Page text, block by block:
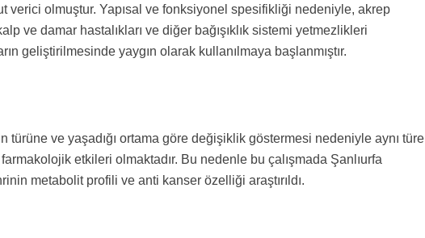
verici olmuştur. Yapısal ve fonksiyonel spesifikliği nedeniyle, akrep
ve damar hastalıkları ve diğer bağışıklık sistemi yetmezlikleri
geliştirilmesinde yaygın olarak kullanılmaya başlanmıştır.
türüne ve yaşadığı ortama göre değişiklik göstermesi nedeniyle aynı türe
etkileri olmaktadır. Bu nedenle bu çalışmada Şanlıurfa
metabolit profili ve anti kanser özelliği araştırıldı.